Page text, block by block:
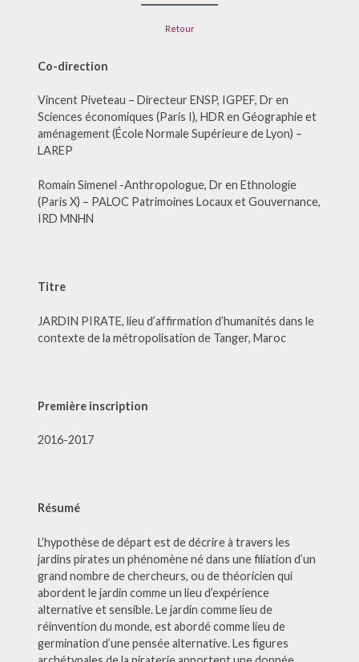
Retour
Co-direction
Vincent Piveteau – Directeur ENSP, IGPEF, Dr en
Sciences économiques (Paris I), HDR en Géographie et
aménagement (École Normale Supérieure de Lyon) –
LAREP
Romain Simenel -Anthropologue, Dr en Ethnologie
(Paris X) – PALOC Patrimoines Locaux et Gouvernance,
IRD MNHN
Titre
JARDIN PIRATE, lieu d’affirmation d’humanités dans le
contexte de la métropolisation de Tanger, Maroc
Première inscription
2016-2017
Résumé
L’hypothèse de départ est de décrire à travers les
jardins pirates un phénomène né dans une filiation d’un
grand nombre de chercheurs, ou de théoricien qui
abordent le jardin comme un lieu d’expérience
alternative et sensible. Le jardin comme lieu de
réinvention du monde, est abordé comme lieu de
germination d’une pensée alternative. Les figures